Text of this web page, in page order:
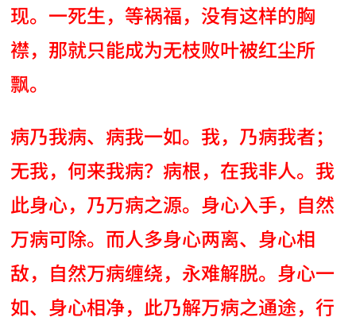
现。一死生，等祸福，没有这样的胸
襟，那就只能成为无枝败叶被红尘所
飘。
病乃我病、病我一如。我，乃病我者；
无我，何来我病？病根，在我非人。我
此身心，乃万病之源。身心入手，自然
万病可除。而人多身心两离、身心相
敌，自然万病缠绕，永难解脱。身心一
如、身心相净，此乃解万病之通途，行